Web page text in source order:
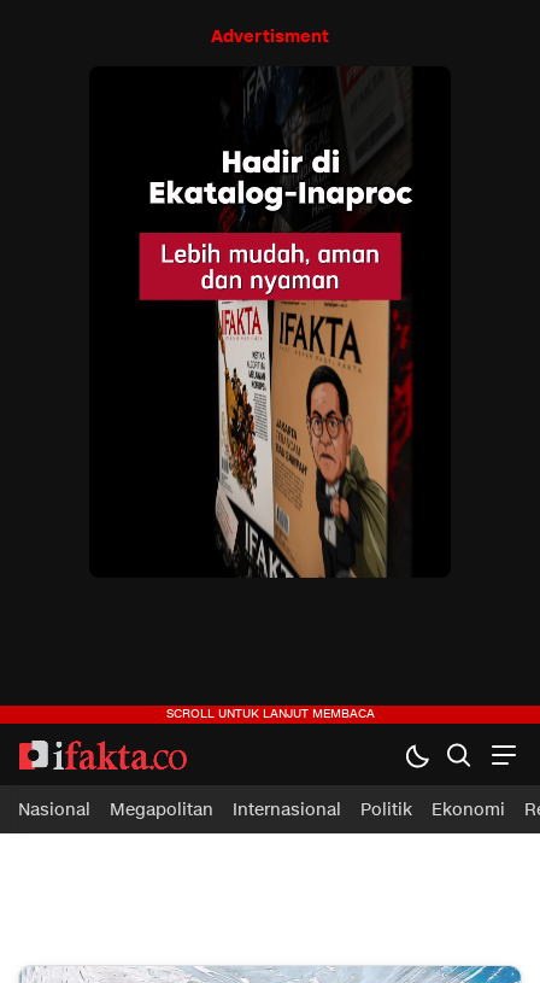
Advertisment
ifakta.co
#pastibenar
Nasional Megapolitan Internasional Politik Ekonomi